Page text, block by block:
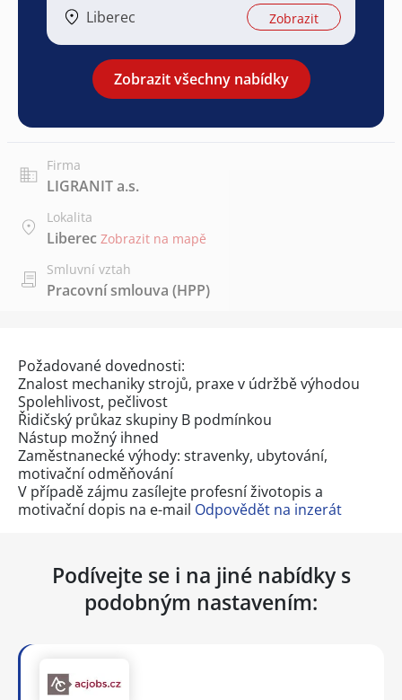
Liberec Zobrazit
Zobrazit všechny nabídky
Firma
LIGRANIT a.s.
Lokalita
Liberec Zobrazit na mapě
Smluvní vztah
Pracovní smlouva (HPP)
Požadované dovednosti:
Znalost mechaniky strojů, praxe v údržbě výhodou
Spolehlivost, pečlivost
Řidičský průkaz skupiny B podmínkou
Nástup možný ihned
Zaměstnanecké výhody: stravenky, ubytování,
motivační odměňování
V případě zájmu zasílejte profesní životopis a
motivační dopis na e-mail Odpovědět na inzerát
Podívejte se i na jiné nabídky s
podobným nastavením: